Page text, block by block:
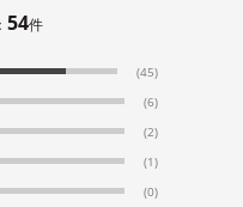
54件
(45)
(6)
(2)
(1)
(0)